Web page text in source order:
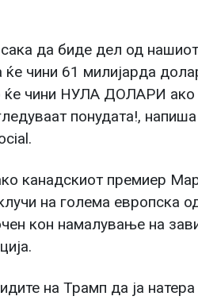
да биде дел од
ќе чини 61 милијарда
ќе чини НУЛА ДОЛАРИ ако
понудата!,
канадскиот премиер
на голема европска
кон намалување на
на Трамп да ја